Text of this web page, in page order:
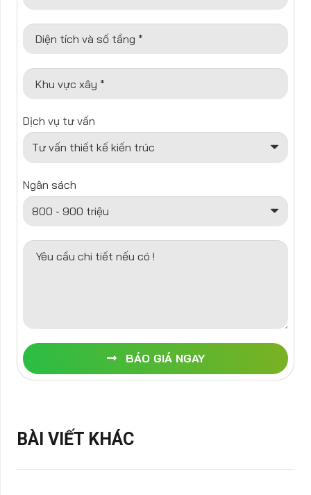
Diện tích và số tầng *
Khu vực xây *
Dịch vụ tư vấn
Ngân sách
Yêu cầu chi tiết nếu có !
BÁO GIÁ NGAY
BÀI VIẾT KHÁC